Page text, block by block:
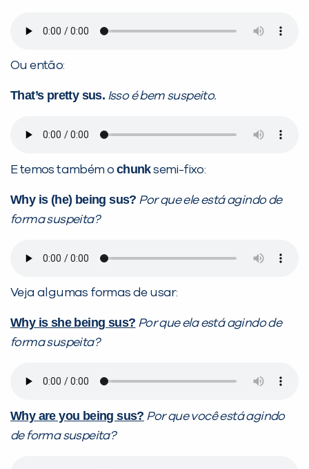
Ou então:
That’s pretty sus. Isso é bem suspeito.
E temos também o chunksemi-fixo:
Why is (he) being sus? Por que ele está agindo de
forma suspeita?
Veja algumas formas de usar:
Why is she being sus? Por que ela está agindo de
forma suspeita?
Why are you being sus? Por que você está agindo
de forma suspeita?